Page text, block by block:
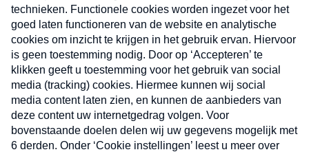
Verzend